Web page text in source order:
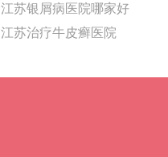
江苏银屑病医院哪家好
江苏治疗牛皮癣医院